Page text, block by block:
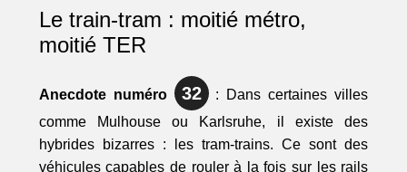
Le train-tram : moitié métro,
moitié TER
Anecdote numéro 32 : Dans certaines villes
comme Mulhouse ou Karlsruhe, il existe des
hybrides bizarres : les tram-trains. Ce sont des
véhicules capables de rouler à la fois sur les rails